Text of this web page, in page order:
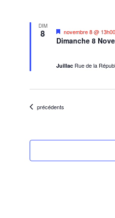
DIM
8
Dimanche 8
Mis
en
avant
novembre 8 @ 13h00
Juillac Rue de la
Évènements
précédents